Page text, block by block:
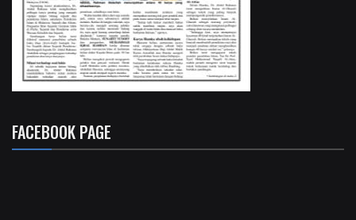
FACEBOOK PAGE